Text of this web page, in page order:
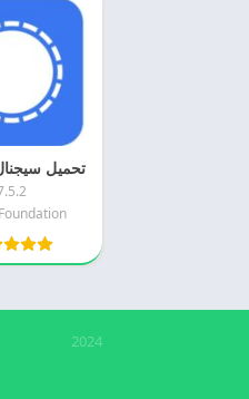
2024